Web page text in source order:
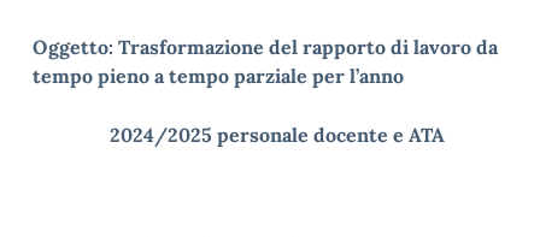
Oggetto: Trasformazione del rapporto di lavoro da
tempo pieno a tempo parziale per l’anno
2024/2025 personale docente e ATA